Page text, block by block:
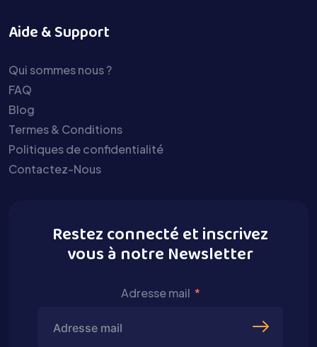
Aide & Support
Qui sommes nous ?
FAQ
Blog
Termes & Conditions
Politiques de confidentialité
Contactez-Nous
Restez connecté et inscrivez
vous à notre Newsletter
Adresse mail